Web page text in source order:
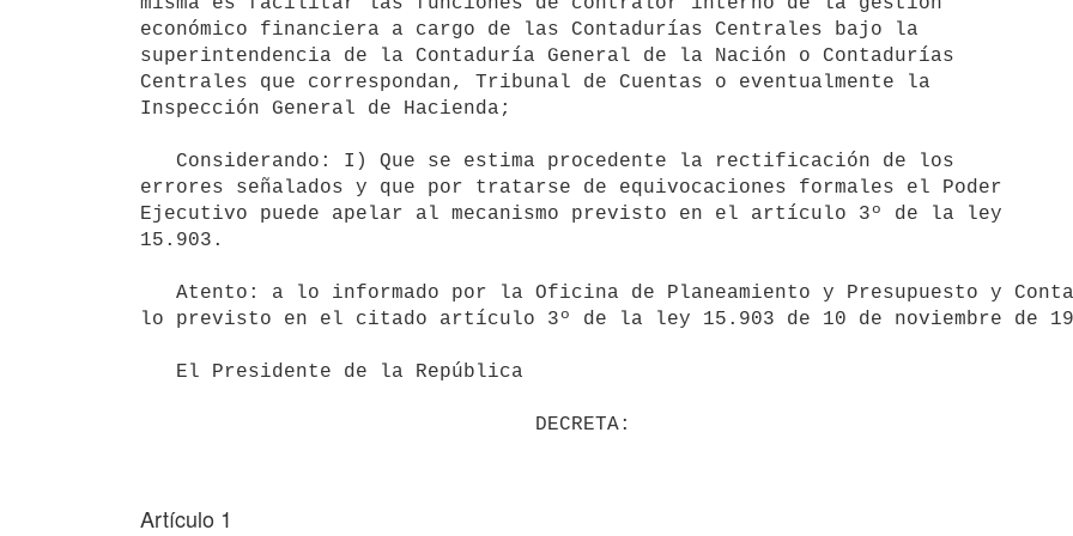
económico financiera a cargo de las Contadurías Centrales bajo la
superintendencia de la Contaduría General de la Nación o Contadurías
Centrales que correspondan, Tribunal de Cuentas o eventualmente la
Inspección General de Hacienda;
errores señalados y que por tratarse de equivocaciones formales el Poder
Ejecutivo puede apelar al mecanismo previsto en el artículo 3º de la ley
15.903.
lo previsto en el citado artículo 3º de la ley 15.903 de 10 de noviembre de
Artículo 1